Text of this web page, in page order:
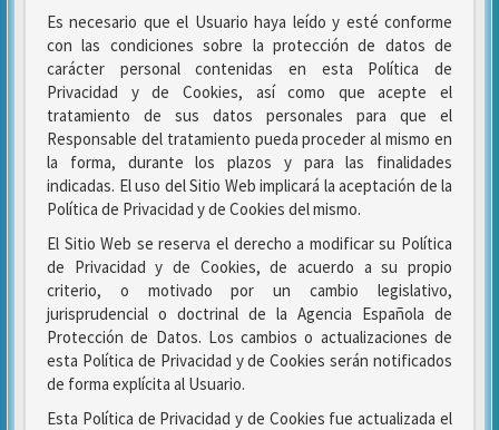
Es necesario que el Usuario haya leído y esté conforme
con las condiciones sobre la protección de datos de
carácter personal contenidas en esta Política de
Privacidad y de Cookies, así como que acepte el
tratamiento de sus datos personales para que el
Responsable del tratamiento pueda proceder al mismo en
la forma, durante los plazos y para las finalidades
indicadas. El uso del Sitio Web implicará la aceptación de la
Política de Privacidad y de Cookies del mismo.
El Sitio Web se reserva el derecho a modificar su Política
de Privacidad y de Cookies, de acuerdo a su propio
criterio, o motivado por un cambio legislativo,
jurisprudencial o doctrinal de la Agencia Española de
Protección de Datos. Los cambios o actualizaciones de
esta Política de Privacidad y de Cookies serán notificados
de forma explícita al Usuario.
Esta Política de Privacidad y de Cookies fue actualizada el